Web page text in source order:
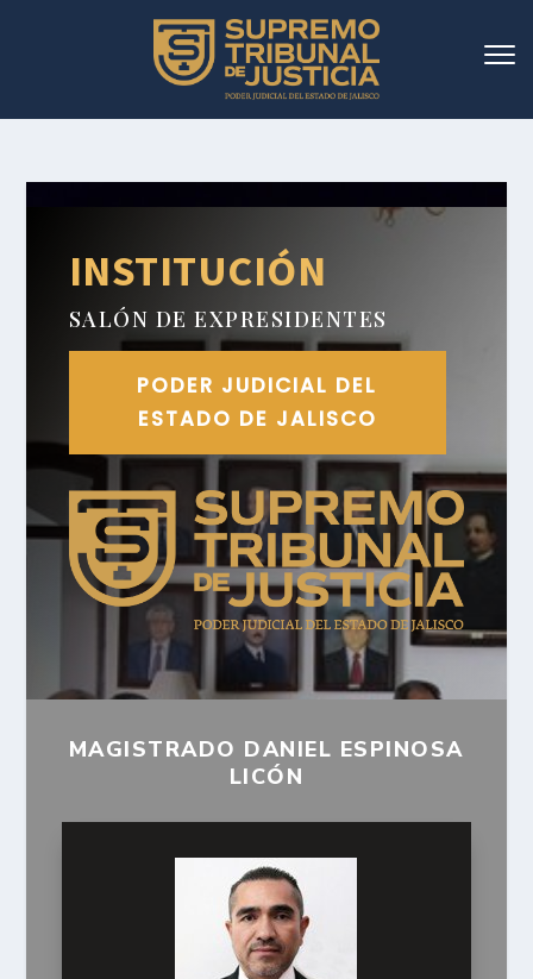
INSTITUCIÓN
SALÓN DE EXPRESIDENTES
PODER JUDICIAL DEL
ESTADO DE JALISCO
MAGISTRADO DANIEL ESPINOSA
LICÓN